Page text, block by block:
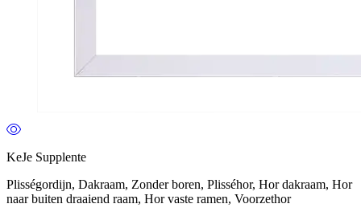
KeJe Supplente
Plisségordijn, Dakraam, Zonder boren, Plisséhor, Hor dakraam, Hor
naar buiten draaiend raam, Hor vaste ramen, Voorzethor